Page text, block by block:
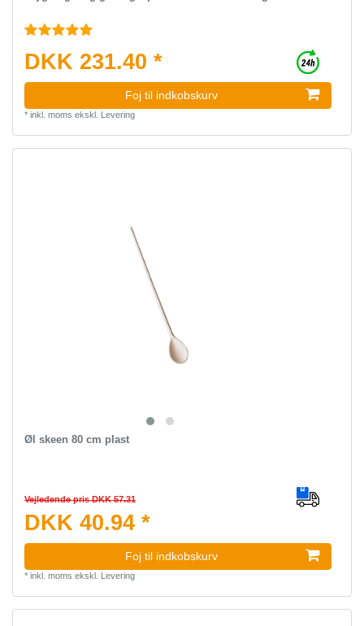
DKK 231.40 *
Foj til indkobskurv
* inkl. moms ekskl. Levering
Øl skeen 80 cm plast
Vejledende pris DKK 57.31
DKK 40.94 *
Foj til indkobskurv
* inkl. moms ekskl. Levering